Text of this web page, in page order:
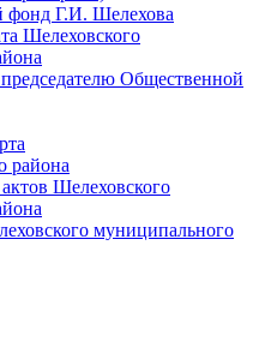
фонд Г.И. Шелехова
Шелеховского
Общественной
района
Шелеховского
муниципального